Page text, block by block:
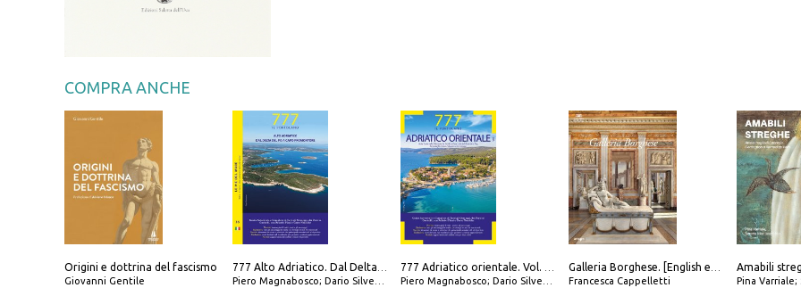
COMPRA ANCHE
Origini e dottrina del fascismo
Giovanni Gentile
777 Alto Adriatico. Dal Delta del Po a Capo Promontore. Con QR Code
Piero Magnabosco; Dario Silvestro; Marco Sbrizzi
777 Adriatico orientale. Vol. 1: Istria, Costa della Dalmazia da Smrika a Zara, Isole del Quarnaro, Pag, Arcipelaghi di Zara, Sibenico e Incoronate
Piero Magnabosco; Dario Silvestro; Marco Sbrizzi
Galleria Borghese. [English edition]
Francesca Cappelletti
Pina Varriale;